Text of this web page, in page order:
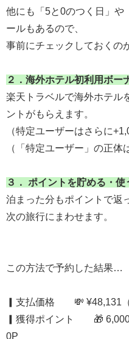
他にも「5と0のつく日」や
ールもあるので、
事前にチェックしておくの
２． 海外ホテル初利用ボー
楽天トラベルで海外ホテル
ントがもらえます。
（特定ユーザーはさらに
（「特定ユーザー」の正体
３． ポイントを貯める・使
泊まった分もポイントで返
次の旅行にまわせます。
この方法で予約した結果…
▎支払価格 💸 ¥48,131（
▎獲得ポイント 🎁
0P